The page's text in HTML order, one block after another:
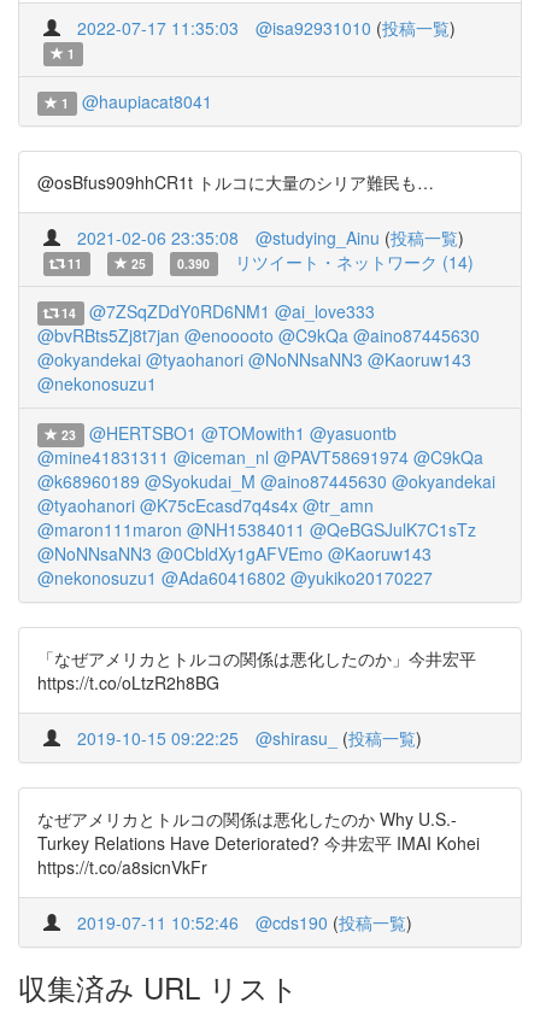
2022-07-17 11:35:03 @isa92931010 (投稿一覧)
1
1 @haupiacat8041
@osBfus909hhCR1t トルコに大量のシリア難民も…
2021-02-06 23:35:08 @studying_Ainu (投稿一覧)
11 25 0.390 リツイート・ネットワーク (14)
14 @7ZSqZDdY0RD6NM1 @ai_love333
@bvRBts5Zj8t7jan @enooooto @C9kQa @aino87445630
@okyandekai @tyaohanori @NoNNsaNN3 @Kaoruw143
@nekonosuzu1
23 @HERTSBO1 @TOMowith1 @yasuontb
@mine41831311 @iceman_nl @PAVT58691974 @C9kQa
@k68960189 @Syokudai_M @aino87445630 @okyandekai
@tyaohanori @K75cEcasd7q4s4x @tr_amn
@maron111maron @NH15384011 @QeBGSJulK7C1sTz
@NoNNsaNN3 @0CbldXy1gAFVEmo @Kaoruw143
@nekonosuzu1 @Ada60416802 @yukiko20170227
「なぜアメリカとトルコの関係は悪化したのか」今井宏平
https://t.co/oLtzR2h8BG
2019-10-15 09:22:25 @shirasu_ (投稿一覧)
なぜアメリカとトルコの関係は悪化したのか Why U.S.-
Turkey Relations Have Deteriorated? 今井宏平 IMAI Kohei
https://t.co/a8sicnVkFr
2019-07-11 10:52:46 @cds190 (投稿一覧)
収集済み URL リスト